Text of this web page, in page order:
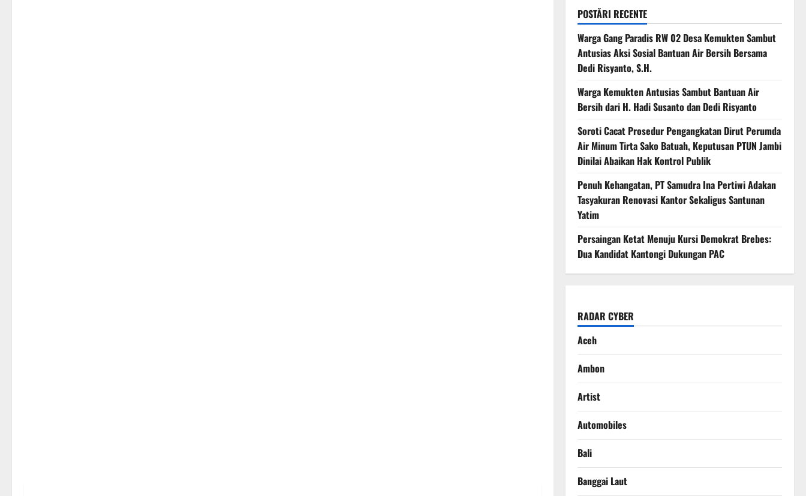
POSTĂRI RECENTE
Warga Gang Paradis RW 02 Desa Kemukten Sambut
Antusias Aksi Sosial Bantuan Air Bersih Bersama
Dedi Risyanto, S.H.
Warga Kemukten Antusias Sambut Bantuan Air
Bersih dari H. Hadi Susanto dan Dedi Risyanto
Soroti Cacat Prosedur Pengangkatan Dirut Perumda
Air Minum Tirta Sako Batuah, Keputusan PTUN Jambi
Dinilai Abaikan Hak Kontrol Publik
Penuh Kehangatan, PT Samudra Ina Pertiwi Adakan
Tasyakuran Renovasi Kantor Sekaligus Santunan
Yatim
Persaingan Ketat Menuju Kursi Demokrat Brebes:
Dua Kandidat Kantongi Dukungan PAC
RADAR CYBER
Aceh
Ambon
Artist
Automobiles
Bali
Banggai Laut